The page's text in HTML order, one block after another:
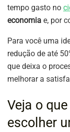
tempo gasto no
economia e, por
Para você uma
redução de até
que deixa o
melhorar a
Veja o
escolher